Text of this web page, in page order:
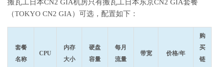
搬瓦工日本CN2 GIA机房只有搬瓦工日本东京CN2 GIA套餐
（TOKYO CN2 GIA）可选，配置如下：
套餐
名称
CPU
内存
大小
硬盘
容量
每月
流量
带宽 价格/年
购
买
链